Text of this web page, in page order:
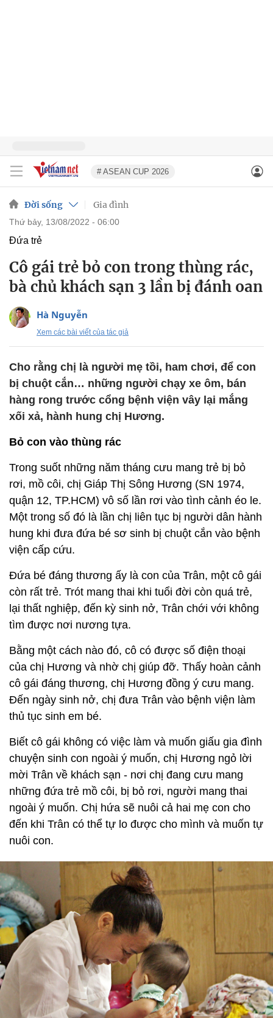
# ASEAN CUP 2026
Đời sống Gia đình
thứ bảy, 13/08/2022 - 06:00
Đứa trẻ
Cô gái trẻ bỏ con trong thùng rác,
bà chủ khách sạn 3 lần bị đánh oan
Hà Nguyễn
Xem các bài viết của tác giả
Cho rằng chị là người mẹ tồi, ham chơi, để con
bị chuột cắn… những người chạy xe ôm, bán
hàng rong trước cổng bệnh viện vây lại mắng
xối xả, hành hung chị Hương.
Bỏ con vào thùng rác
Trong suốt những năm tháng cưu mang trẻ bị bỏ
rơi, mồ côi, chị Giáp Thị Sông Hương (SN 1974,
quận 12, TP.HCM) vô số lần rơi vào tình cảnh éo le.
Một trong số đó là lần chị liên tục bị người dân hành
hung khi đưa đứa bé sơ sinh bị chuột cắn vào bệnh
viện cấp cứu.
Đứa bé đáng thương ấy là con của Trân, một cô gái
còn rất trẻ. Trót mang thai khi tuổi đời còn quá trẻ,
lại thất nghiệp, đến kỳ sinh nở, Trân chới với không
tìm được nơi nương tựa.
Bằng một cách nào đó, cô có được số điện thoại
của chị Hương và nhờ chị giúp đỡ. Thấy hoàn cảnh
cô gái đáng thương, chị Hương đồng ý cưu mang.
Đến ngày sinh nở, chị đưa Trân vào bệnh viện làm
thủ tục sinh em bé.
Biết cô gái không có việc làm và muốn giấu gia đình
chuyện sinh con ngoài ý muốn, chị Hương ngỏ lời
mời Trân về khách sạn - nơi chị đang cưu mang
những đứa trẻ mồ côi, bị bỏ rơi, người mang thai
ngoài ý muốn. Chị hứa sẽ nuôi cả hai mẹ con cho
đến khi Trân có thể tự lo được cho mình và muốn tự
nuôi con.